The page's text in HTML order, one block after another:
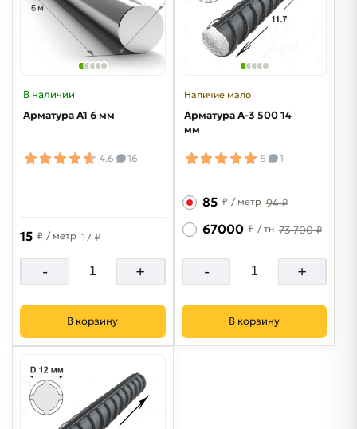
В наличии
Арматура А1 6 мм
4.6 16
15 ₽ / метр 17 ₽
- +
В корзину
Наличие мало
Арматура A-3 500 14
мм
5 1
85 ₽ / метр 94 ₽
67000 ₽ / тн 73 700 ₽
- +
В корзину